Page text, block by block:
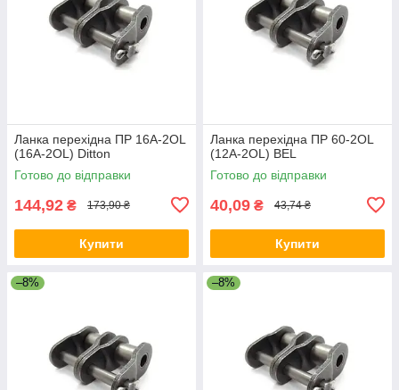
Ланка перехідна ПР 16A-2OL
(16A-2OL) Ditton
Готово до відправки
144,92 ₴ 173,90 ₴
Купити
Ланка перехідна ПР 60-2OL
(12A-2OL) BEL
Готово до відправки
40,09 ₴ 43,74 ₴
Купити
–8% –8%